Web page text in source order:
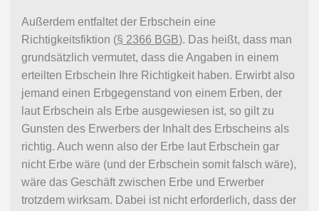
Außerdem entfaltet der Erbschein eine
Richtigkeitsfiktion (§ 2366 BGB). Das heißt, dass man
grundsätzlich vermutet, dass die Angaben in einem
erteilten Erbschein Ihre Richtigkeit haben. Erwirbt also
jemand einen Erbgegenstand von einem Erben, der
laut Erbschein als Erbe ausgewiesen ist, so gilt zu
Gunsten des Erwerbers der Inhalt des Erbscheins als
richtig. Auch wenn also der Erbe laut Erbschein gar
nicht Erbe wäre (und der Erbschein somit falsch wäre),
wäre das Geschäft zwischen Erbe und Erwerber
trotzdem wirksam. Dabei ist nicht erforderlich, dass der